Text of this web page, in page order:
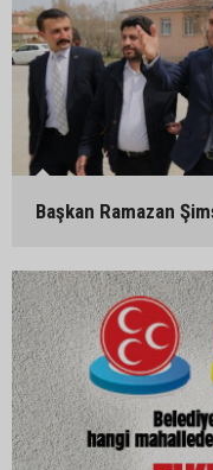
Başkan Ramazan